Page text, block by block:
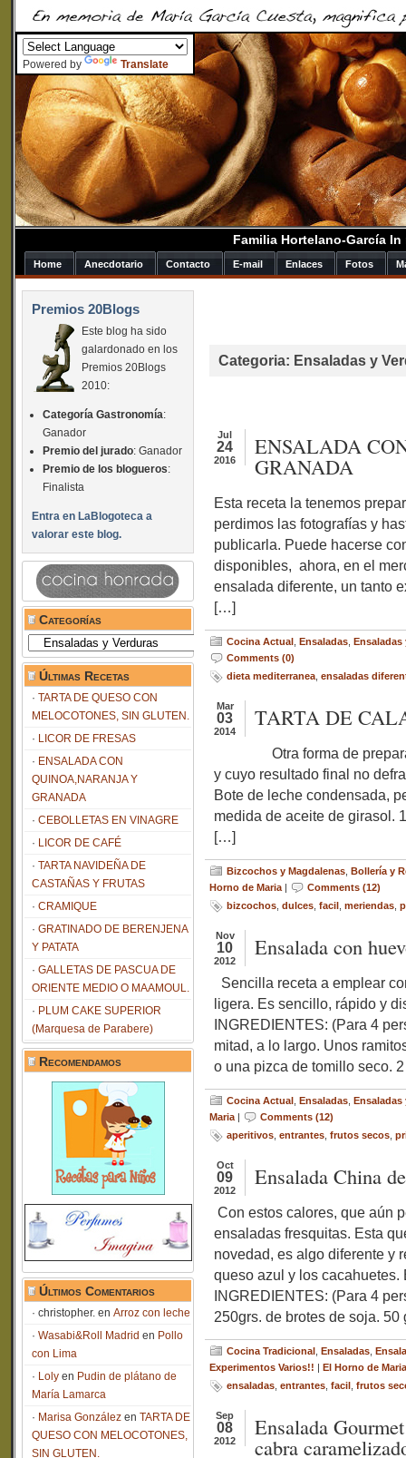
Powered by Translate
Familia Hortelano-García
Home Anecdotario Contacto E-mail Enlaces Fotos
Premios 20Blogs
Este blog ha sido
galardonado en los
Premios 20Blogs
2010:
Categoría Gastronomía:
Ganador
Premio del jurado: Ganador
Premio de los blogueros:
Finalista
Entra en LaBlogoteca a
valorar este blog.
Categorías
Categorías
Últimas Recetas
TARTA DE QUESO CON
MELOCOTONES, SIN GLUTEN.
LICOR DE FRESAS
ENSALADA CON
QUINOA,NARANJA Y
GRANADA
CEBOLLETAS EN VINAGRE
LICOR DE CAFÉ
TARTA NAVIDEÑA DE
CASTAÑAS Y FRUTAS
CRAMIQUE
GRATINADO DE BERENJENA
Y PATATA
GALLETAS DE PASCUA DE
ORIENTE MEDIO O MAAMOUL.
PLUM CAKE SUPERIOR
(Marquesa de Parabere)
Recomendamos
Últimos Comentarios
christopher. en Arroz con leche
Wasabi&Roll Madrid en Pollo
con Lima
Loly en Pudin de plátano de
María Lamarca
Marisa González en TARTA DE
QUESO CON MELOCOTONES,
SIN GLUTEN.
Categoria: Ensaladas y
Jul
24
2016
ENSALADA
GRANADA
Esta receta la tenemos
perdimos las fotografías y
publicarla. Puede hacerse
disponibles, ahora, en el
ensalada diferente, un tanto
[…]
Cocina Actual Ensaladas Ensaladas
Comments (0)
dieta mediterranea ensaladas
Mar
03
2014
TARTA DE
Otra forma de preparar
y cuyo resultado final no
Bote de leche condensada,
medida de aceite de girasol.
[…]
Bizcochos y Magdalenas Bollería y
Horno de Maria |
Comments (12)
bizcochos dulces facil meriendas
Nov
10
2012
Ensalada con
Sencilla receta a emplear
ligera. Es sencillo, rápido y
INGREDIENTES: (Para 4
mitad, a lo largo. Unos
o una pizca de tomillo seco.
Cocina Actual Ensaladas Ensaladas
Maria |
Comments (12)
aperitivos entrantes frutos secos
Oct
09
2012
Ensalada China
Con estos calores, que aún
ensaladas fresquitas. Esta
novedad, es algo diferente y
queso azul y los
INGREDIENTES: (Para 4
250grs. de brotes de soja.
Cocina Tradicional Ensaladas
Experimentos Varios!! | El Horno de Maria
ensaladas entrantes facil frutos
Sep
08
2012
Ensalada
cabra